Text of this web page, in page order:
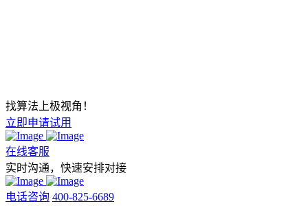
找算法上极视角！
立即申请试用
在线客服
实时沟通，快速安排对接
电话咨询 400-825-6689